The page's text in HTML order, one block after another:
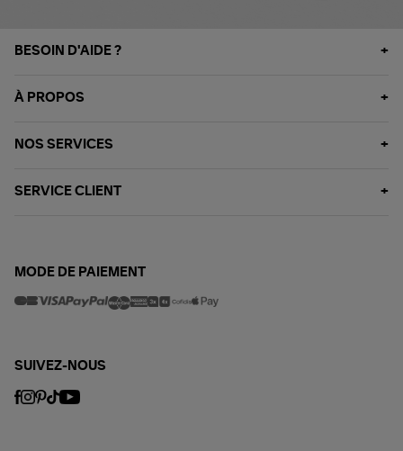
BESOIN D'AIDE ?
À PROPOS
NOS SERVICES
SERVICE CLIENT
MODE DE PAIEMENT
SUIVEZ-NOUS